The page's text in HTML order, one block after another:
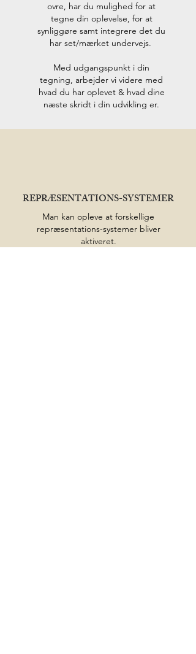
ovre, har du mulighed for at
tegne din oplevelse, for at
synliggøre samt integrere det du
har set/mærket undervejs.
Med udgangspunkt i din
tegning, arbejder vi videre med
hvad du har oplevet & hvad dine
næste skridt i din udvikling er.
REPRÆSENTATIONS-SYSTEMER
Man kan opleve at forskellige
repræsentations-systemer bliver
aktiveret.